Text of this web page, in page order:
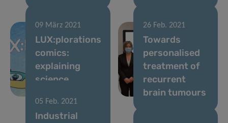
09 März 2021
LUX:plorations
comics:
explaining
science
26 Feb. 2021
Towards
personalised
treatment of
recurrent
brain tumours
05 Feb. 2021
Industrial